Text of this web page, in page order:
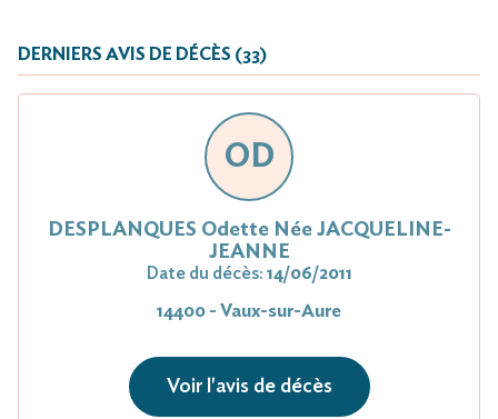
DERNIERS AVIS DE DÉCÈS (33)
OD
DESPLANQUES Odette Née JACQUELINE-
JEANNE
Date du décès: 14/06/2011
14400 - Vaux-sur-Aure
Voir l'avis de décès